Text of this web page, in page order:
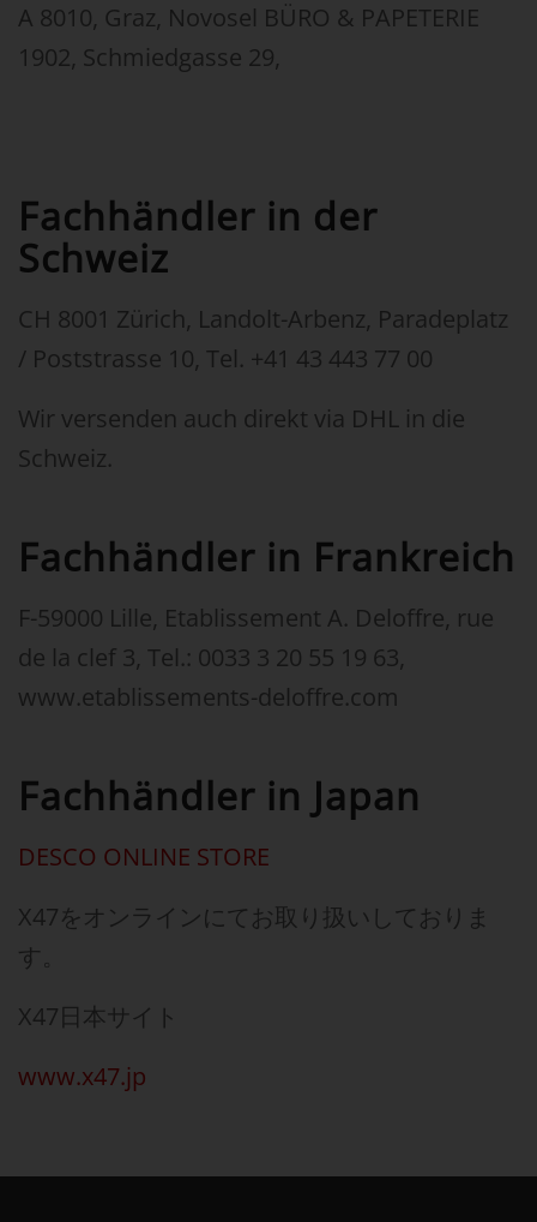
A 8010, Graz, Novosel BÜRO & PAPETERIE
1902, Schmiedgasse 29,
Fachhändler in der
Schweiz
CH 8001 Zürich, Landolt-Arbenz, Paradeplatz
/ Poststrasse 10, Tel. +41 43 443 77 00
Wir versenden auch direkt via DHL in die
Schweiz.
Fachhändler in Frankreich
F-59000 Lille, Etablissement A. Deloffre, rue
de la clef 3, Tel.: 0033 3 20 55 19 63,
www.etablissements-deloffre.com
Fachhändler in Japan
DESCO ONLINE STORE
X47をオンラインにてお取り扱いしておりま
す。
X47日本サイト
www.x47.jp